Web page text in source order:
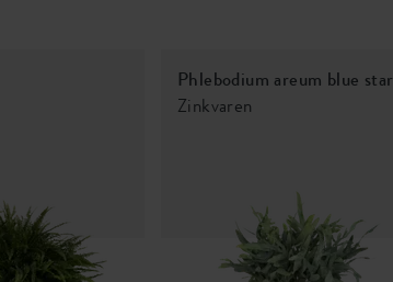
Phlebodium areum blue star
Zinkvaren